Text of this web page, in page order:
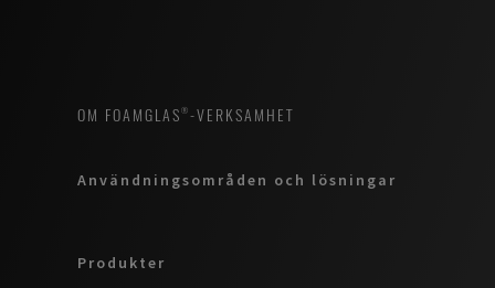
OM FOAMGLAS®-VERKSAMHET
Användningsområden och lösningar
Produkter